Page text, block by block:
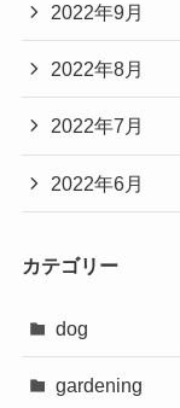
2022年9月
2022年8月
2022年7月
2022年6月
カテゴリー
dog
gardening